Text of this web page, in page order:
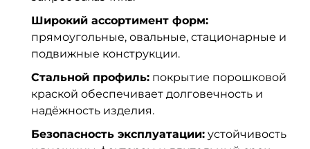
Широкий ассортимент форм:
прямоугольные, овальные, стационарные и
подвижные конструкции.
Стальной профиль: покрытие порошковой
краской обеспечивает долговечность и
надёжность изделия.
Безопасность эксплуатации: устойчивость